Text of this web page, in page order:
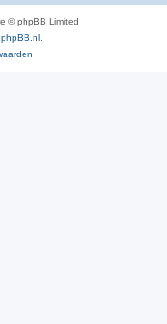
© phpBB Limited
phpBB.nl